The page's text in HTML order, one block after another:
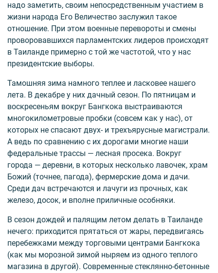
надо заметить, своим непосредственным участием в
жизни народа Его Величество заслужил такое
отношение. При этом военные перевороты и смены
проворовавшихся парламентских лидеров происходят
в Таиланде примерно с той же частотой, что у нас
президентские выборы.
Тамошняя зима намного теплее и ласковее нашего
лета. В декабре у них дачный сезон. По пятницам и
воскресеньям вокруг Бангкока выстраиваются
многокилометровые пробки (совсем как у нас), от
которых не спасают двух- и трехъярусные магистрали.
А ведь по сравнению с их дорогами многие наши
федеральные трассы — лесная просека. Вокруг
города — деревни, в которых несколько лавочек, храм
Божий (точнее, пагода), фермерские дома и дачи.
Среди дач встречаются и лачуги из прочных, как
железо, досок, и вполне приличные особняки.
В сезон дождей и палящим летом делать в Таиланде
нечего: приходится прятаться от жары, передвигаясь
перебежками между торговыми центрами Бангкока
(как мы морозной зимой ныряем из одного теплого
магазина в другой). Современные стеклянно-бетонные